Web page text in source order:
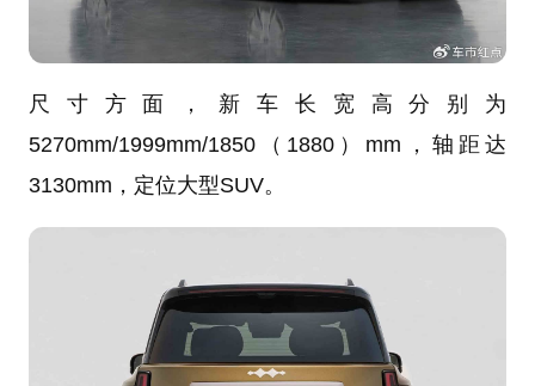
尺寸方面，新车长宽高分别为
5270mm/1999mm/1850（1880）mm，轴距达
3130mm，定位大型SUV。